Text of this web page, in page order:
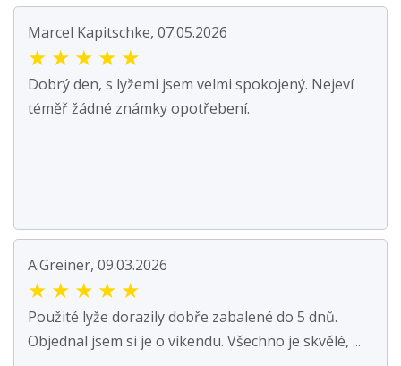
Marcel Kapitschke, 07.05.2026
★ ★ ★ ★ ★
Dobrý den, s lyžemi jsem velmi spokojený. Nejeví
téměř žádné známky opotřebení.
A.Greiner, 09.03.2026
★ ★ ★ ★ ★
Použité lyže dorazily dobře zabalené do 5 dnů.
Objednal jsem si je o víkendu. Všechno je skvělé, ...